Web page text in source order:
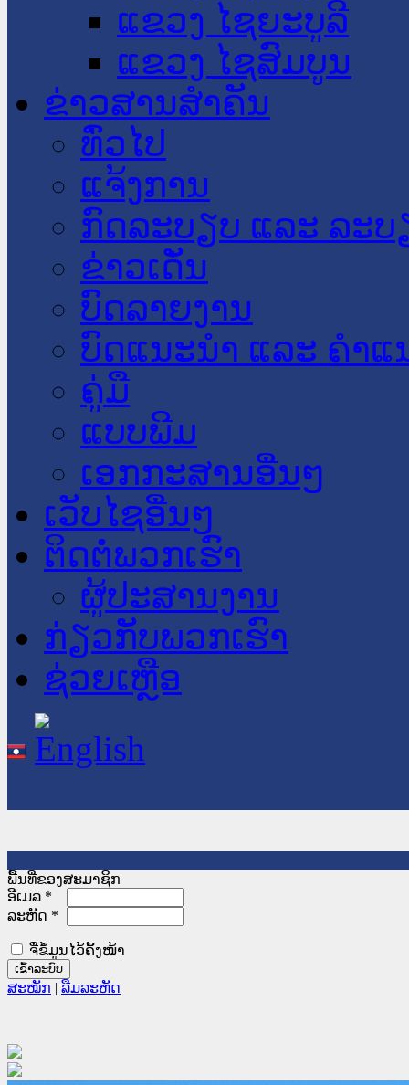
ແຂວງ ໄຊຍະບູລີ
ແຂວງ ໄຊສົມບູນ
ຂ່າວສານສໍາຄັນ
​ທົ່ວ​ໄປ
ແຈ້ງການ
ກົດລະບຽບ ແລະ ລະບ
ຂ່າວເດັ່ນ
ບົດລາຍງານ
ບົດແນະນໍາ ແລະ ຄໍາແ
ຄູ່ມື
ແບບພີມ
ເອກກະສານອື່ນໆ
ເວັບໄຊອື່ນໆ
ຕິດຕໍ່ພວກເຮົາ
ຜູ້ປະສານງານ
ກ່ຽວກັບພວກເຮົາ
ຊ່ວຍເຫຼືອ
ພື້ນທີ່ຂອງສະມາຊິກ
ອີເມລ *
ລະຫັດ *
ຈື່ຂໍ້ມູນໄວ້ຄັ້ງໜ້າ
ສະໝັກ | ລືມລະຫັດ